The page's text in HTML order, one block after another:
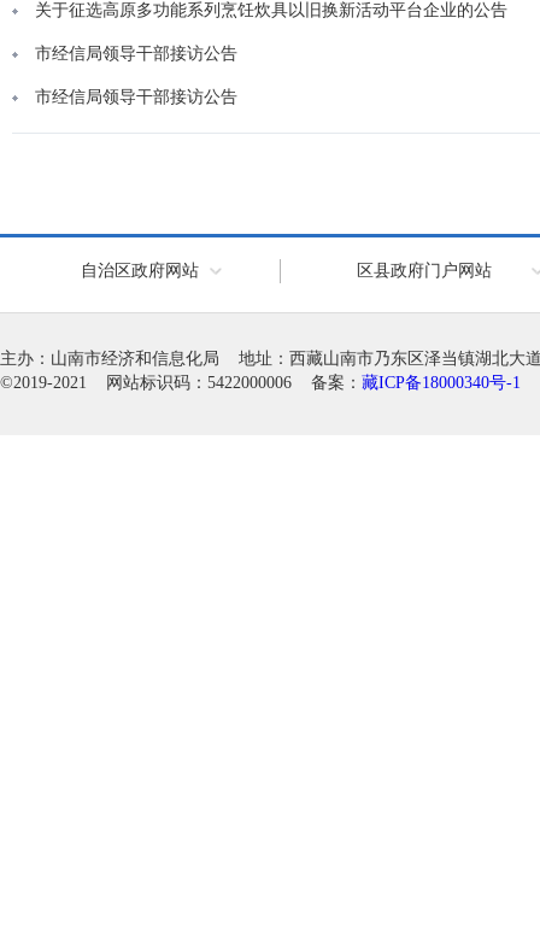
关于征选高原多功能系列烹饪炊具以旧换新活动平台企业的公告
市经信局领导干部接访公告
市经信局领导干部接访公告
自治区政府网站 区县政府门户网站
主办：山南市经济和信息化局 地址：西藏山南市乃东区泽当镇湖北大
©2019-2021 网站标识码：5422000006 备案： 藏ICP备18000340号-1